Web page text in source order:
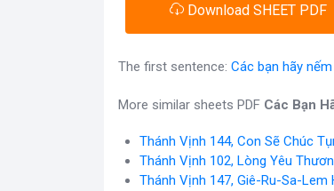
Download SHEET PDF
The first sentence: Các bạn hãy
More similar sheets PDF Các Bạn
Thánh Vịnh 144, Con Sẽ Chúc
Thánh Vịnh 102, Lòng Yêu
Thánh Vịnh 147, Giê-Ru-Sa-Lem